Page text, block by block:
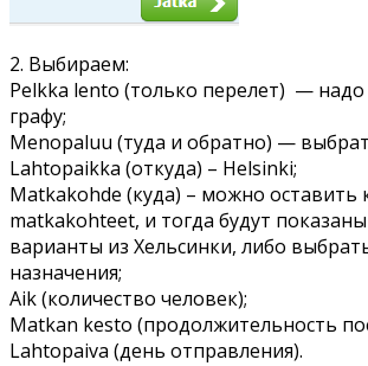
2. Выбираем:
Pelkka lento (только перелет) — надо
графу;
Menopaluu (туда и обратно) —
Lahtopaikka (откуда) – Helsinki;
Matkakohde (куда) – можно оставить
matkakohteet, и тогда будут
варианты из Хельсинки, либо
назначения;
Aik (количество человек);
Matkan kesto (продолжительность
Lahtopaiva (день отправления).